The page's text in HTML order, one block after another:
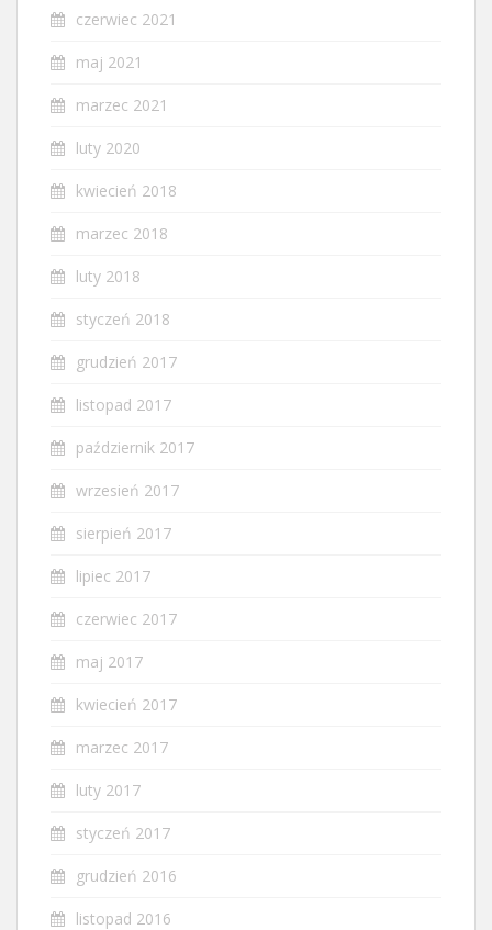
czerwiec 2021
maj 2021
marzec 2021
luty 2020
kwiecień 2018
marzec 2018
luty 2018
styczeń 2018
grudzień 2017
listopad 2017
październik 2017
wrzesień 2017
sierpień 2017
lipiec 2017
czerwiec 2017
maj 2017
kwiecień 2017
marzec 2017
luty 2017
styczeń 2017
grudzień 2016
listopad 2016